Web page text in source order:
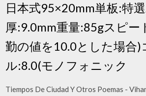
日本式95×20mm単板:特
厚:9.0mm重量:85gスピー
勤の値を10.0とした場合)
ル:8.0(モノフォニック
Tiempos De Ciudad Y Otros Poemas -